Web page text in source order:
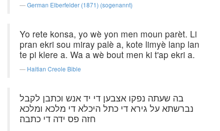
German Elberfelder (1871) (sogenannt)
Yo rete konsa, yo wè yon men moun parèt. Li
pran ekri sou miray palè a, kote limyè lanp lan
te pi klere a. Wa a wè bout men ki t'ap ekri a.
Haitian Creole Bible
בה שעתה נפקו אצבען די יד אנש וכתבן לקבל
נברשתא על גירא די כתל היכלא די מלכא ומלכא
חזה פס ידה די כתבה׃